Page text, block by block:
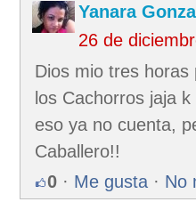
Yanara
26 de
Dios mio tres
los Cachorros jaja
eso ya no cuenta,
Caballero!!
0 · Me gusta · No